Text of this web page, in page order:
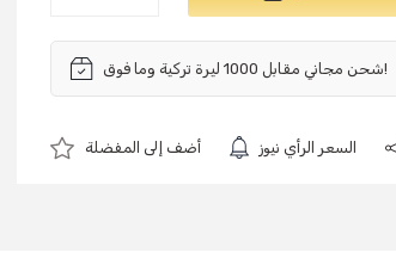
شحن مجاني مقابل 1000 ليرة تركية وما فوق!
السعر الرأي نيوز